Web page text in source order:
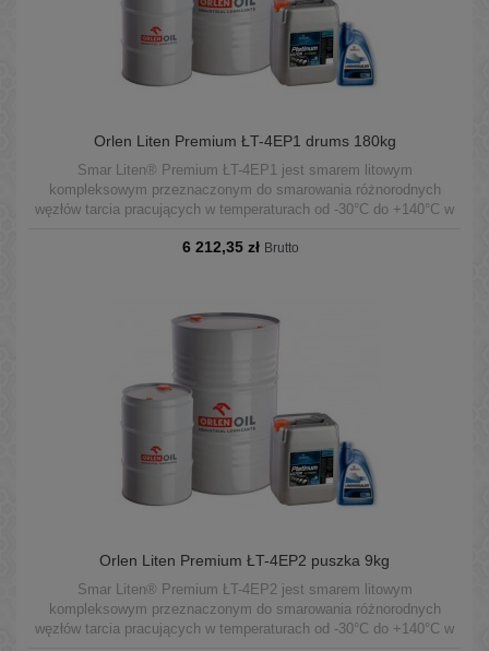
Orlen Liten Premium ŁT-4EP1 drums 180kg
Smar Liten® Premium ŁT-4EP1 jest smarem litowym
kompleksowym przeznaczonym do smarowania różnorodnych
węzłów tarcia pracujących w temperaturach od -30°C do +140°C w
6 212,35 zł Brutto
Orlen Liten Premium ŁT-4EP2 puszka 9kg
Smar Liten® Premium ŁT-4EP2 jest smarem litowym
kompleksowym przeznaczonym do smarowania różnorodnych
węzłów tarcia pracujących w temperaturach od -30°C do +140°C w